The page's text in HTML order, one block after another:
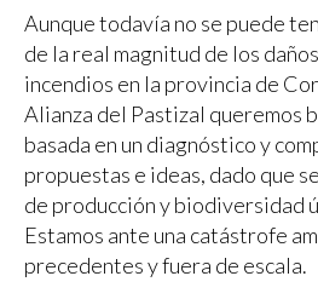
Aunque todavía no se puede
de la real magnitud de los
incendios en la provincia de
Alianza del Pastizal queremos
basada en un diagnóstico y
propuestas e ideas, dado que
de producción y biodiversidad
Estamos ante una catástrofe
precedentes y fuera de escala.